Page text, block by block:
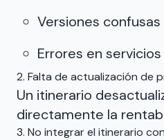
Versiones confusas
Errores en servicios
2. Falta de actualización de
Un itinerario
directamente la
3. No integrar el itinerario